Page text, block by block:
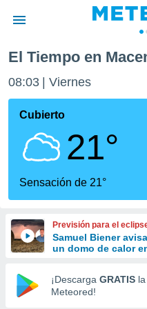
de
por
se
calidad.
a este
las
y
forma
digital
basada
El Tiempo en
08:03 Viernes
Cubierto
21°
Sensación de 21°
Previsión para el
Samuel Biener
un domo de calor
¡Descarga GRATIS
Meteored!